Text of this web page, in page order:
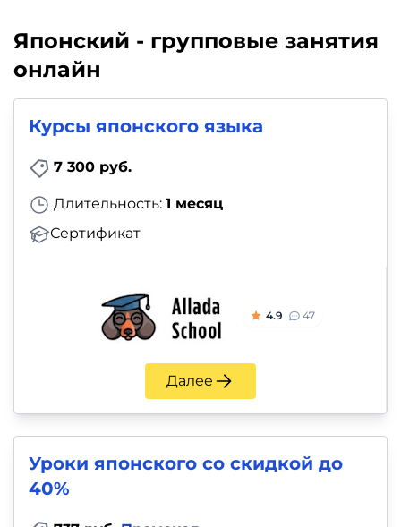
Японский - групповые занятия
онлайн
Курсы японского языка
7 300 руб.
Длительность: 1 месяц
Сертификат
4.9 47
Далее
Уроки японского со скидкой до
40%